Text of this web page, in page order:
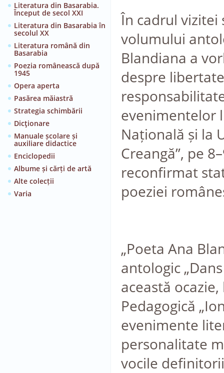
Literatura din Basarabia.
Început de secol XXI
Literatura din Basarabia în
secolul XX
Literatura română din
Basarabia
Poezia românească după
1945
Opera aperta
Pasărea măiastră
Strategia schimbării
Dicţionare
Manuale școlare și
auxiliare didactice
Enciclopedii
Albume și cărți de artă
Alte colecții
Varia
În cadrul vizitei
volumului
Blandiana a
despre
evenimentelor
Națională și la
Creangă”, pe
reconfirmat
poeziei
„Poeta Ana
antologic
această
Pedagogică
evenimente
personalitate
vocile